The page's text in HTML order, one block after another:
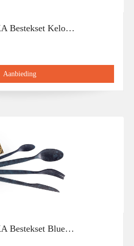
Bestekset Kelo…
Aanbieding
Bestekset Blue…